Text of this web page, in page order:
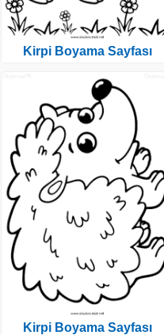
Kirpi Boyama Sayfası
Kirpi Boyama Sayfası